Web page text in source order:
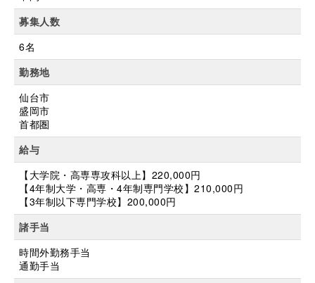
募集人数
6名
勤務地
仙台市
盛岡市
首都圏
給与
【大学院・高専専攻科以上】220,000円
【4年制大学・高専・4年制専門学校】210,000円
【3年制以下専門学校】200,000円
諸手当
時間外勤務手当
通勤手当